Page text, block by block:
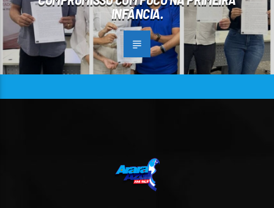
INFÂNCIA.